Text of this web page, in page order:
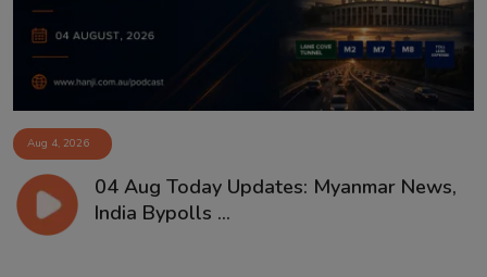
Aug 4, 2026
04 Aug Today Updates: Myanmar News,
India Bypolls ...